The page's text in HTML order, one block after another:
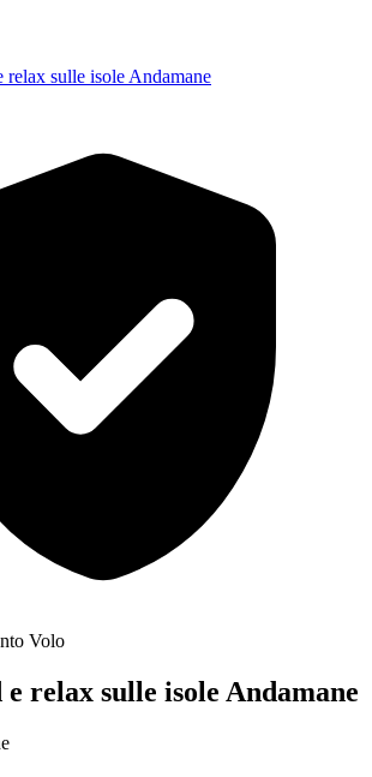
relax sulle isole Andamane
Volo
relax sulle isole Andamane